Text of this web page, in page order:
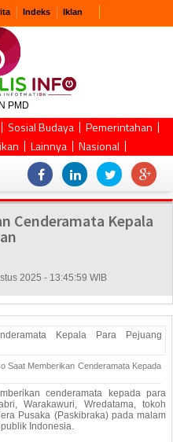
Indeks Iklan
Sosial Budaya
Pemerintahan
Lainnya Nasional
Cenderamata Kepala
2025 - 13:45:59 WIB
Saat Memberikan Cenderamata Kepada
cenderamata kepada para
Warakawuri, Wredatama, tokoh
Pusaka (Paskibraka) pada malam
Indonesia.